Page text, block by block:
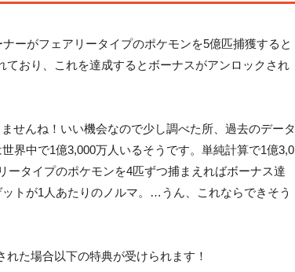
ーがフェアリータイプのポケモンを5億匹捕獲すると
ており、これを達成するとボーナスがアンロックされ
せんね！いい機会なので少し調べた所、過去のデータ
界中で1億3,000万人いるそうです。単純計算で1億3,0
ータイプのポケモンを4匹ずつ捕まえればボーナス達
トが1人あたりのノルマ。…うん、これならできそう
た場合以下の特典が受けられます！